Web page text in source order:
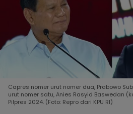
Capres nomer urut nomer dua, Prabowo
urut nomer satu, Anies Rasyid Baswedan
Pilpres 2024. (Foto: Repro dari KPU RI)